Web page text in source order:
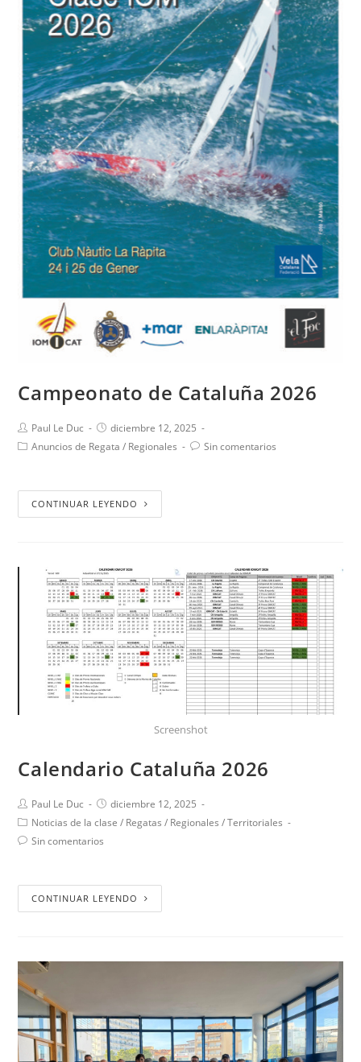
Campeonato de Cataluña 2026
Paul Le Duc
diciembre 12, 2025
Anuncios de Regata / Regionales Sin comentarios
CONTINUAR LEYENDO
Screenshot
Calendario Cataluña 2026
Paul Le Duc
diciembre 12, 2025
Noticias de la clase / Regatas / Regionales / Territoriales
Sin comentarios
CONTINUAR LEYENDO